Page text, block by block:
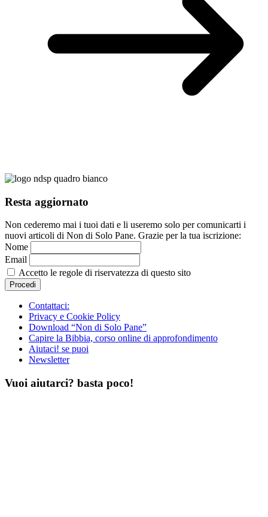
Resta aggiornato
Non cederemo mai i tuoi dati e li useremo solo per comunicarti i
nuovi articoli di Non di Solo Pane. Grazie per la tua iscrizione:
Nome
Email
Accetto le regole di riservatezza di questo sito
Contattaci:
Privacy e Cookie Policy
Download “Non di Solo Pane”
Capire la Bibbia, corso online di approfondimento
Aiutaci! se puoi
Newsletter
Vuoi aiutarci? basta poco!